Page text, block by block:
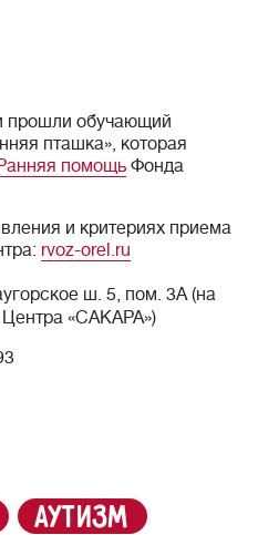
прошли обучающий
пташка», которая
помощь Фонда
и критериях приема
rvoz-orel.ru
ш. 5, пом. 3А (на
Центра «САКАРА»)
аутизм